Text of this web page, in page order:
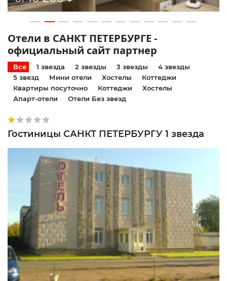
Отели в САНКТ ПЕТЕРБУРГЕ -
официальный сайт партнер
Все 1 звезда 2 звезды 3 звезды
4 звезды
5 звезд
Мини отели Хостелы
Коттеджи
Квартиры посуточно
Коттеджи
Хостелы
Апарт-отели
Отели Без звезд
Гостиницы САНКТ ПЕТЕРБУРГУ 1 звезда